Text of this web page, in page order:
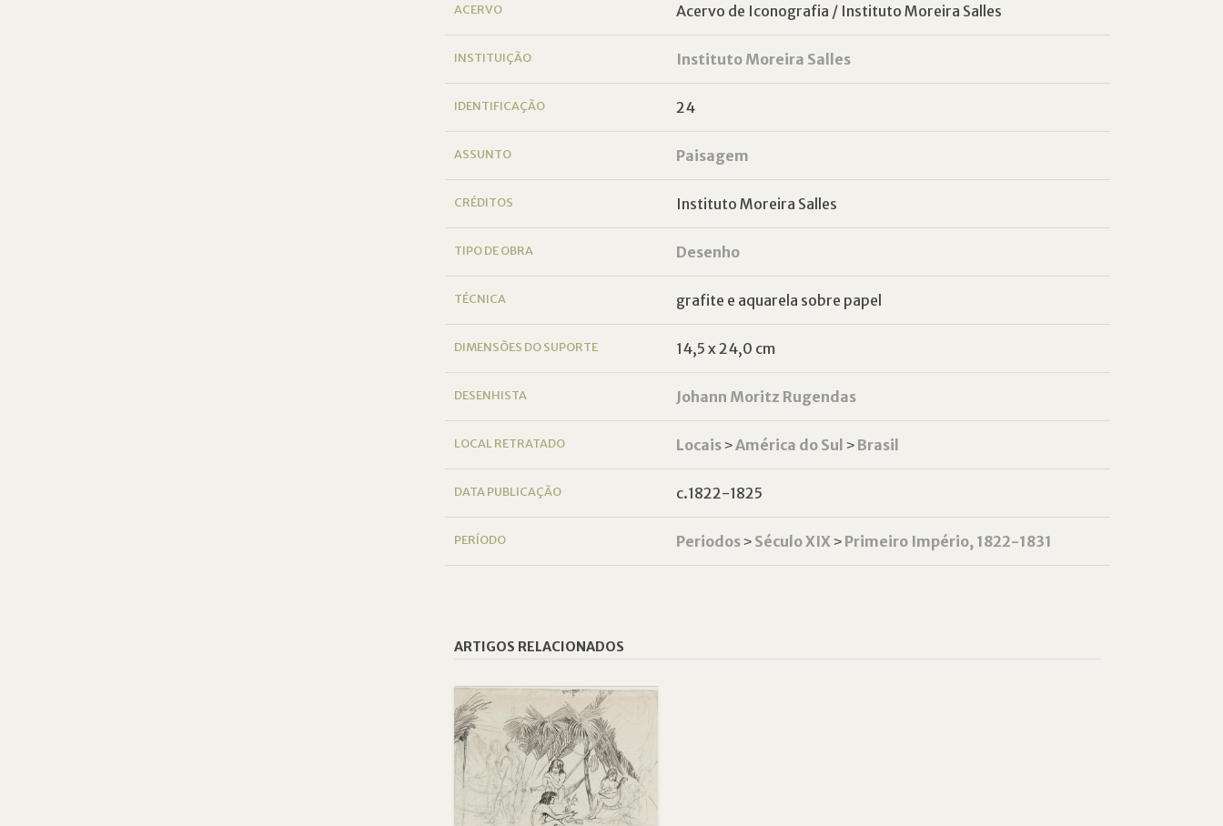
ACERVO Acervo de Iconografia / Instituto Moreira Salles
INSTITUIÇÃO Instituto Moreira Salles
IDENTIFICAÇÃO 24
ASSUNTO Paisagem
CRÉDITOS Instituto Moreira Salles
TIPO DE OBRA Desenho
TÉCNICA grafite e aquarela sobre papel
DIMENSÕES DO SUPORTE 14,5 x 24,0 cm
DESENHISTA Johann Moritz Rugendas
LOCAL RETRATADO Locais˃América do Sul ˃ Brasil
DATA PUBLICAÇÃO c.1822-1825
PERÍODO Periodos˃ Século XIX ˃ Primeiro Império, 1822-1831
ARTIGOS RELACIONADOS